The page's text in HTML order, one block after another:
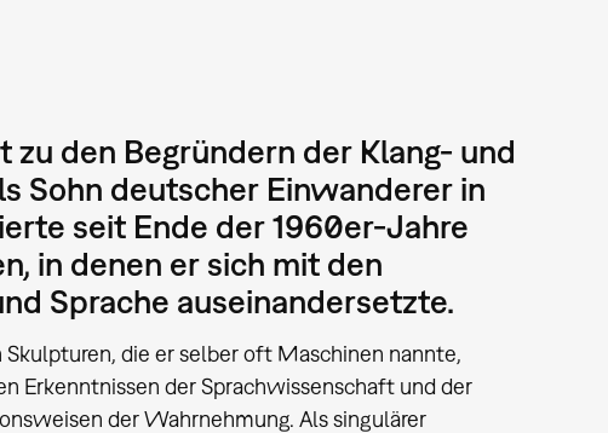
den Begründern der Klang- und
Sohn deutscher Einwanderer in
seit Ende der 1960er-Jahre
in denen er sich mit den
Sprache auseinandersetzte.
die er selber oft Maschinen nannte,
Erkenntnissen der Sprachwissenschaft und der
der Wahrnehmung. Als singulärer